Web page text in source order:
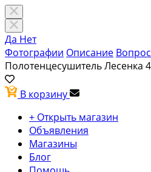
Да Нет
Фотографии Описание
Полотенцесушитель Лесенка
В корзину
+ Открыть магазин
Объявления
Магазины
Блог